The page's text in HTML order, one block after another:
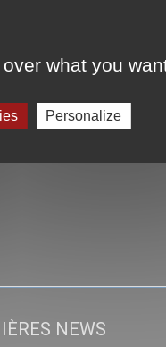
NEWS
what you
Personalize